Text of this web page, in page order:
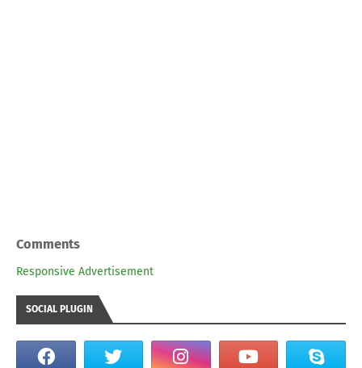
Comments
Responsive Advertisement
SOCIAL PLUGIN